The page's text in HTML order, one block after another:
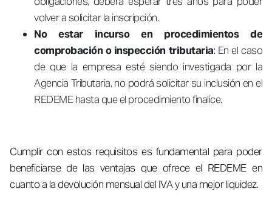
volver a solicitar la inscripción.
No estar incurso en procedimientos de
comprobación o inspección tributaria: En el caso
de que la empresa esté siendo investigada por la
Agencia Tributaria, no podrá solicitar su inclusión en el
REDEME hasta que el procedimiento finalice.
Cumplir con estos requisitos es fundamental para poder
beneficiarse de las ventajas que ofrece el REDEME en
cuanto a la devolución mensual del IVA y una mejor liquidez.